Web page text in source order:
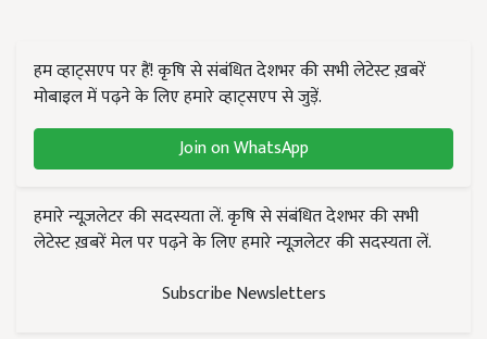
हम व्हाट्सएप पर हैं! कृषि से संबंधित देशभर की सभी लेटेस्ट ख़बरें
मोबाइल में पढ़ने के लिए हमारे व्हाट्सएप से जुड़ें.
Join on WhatsApp
हमारे न्यूज़लेटर की सदस्यता लें. कृषि से संबंधित देशभर की सभी
लेटेस्ट ख़बरें मेल पर पढ़ने के लिए हमारे न्यूज़लेटर की सदस्यता लें.
Subscribe Newsletters